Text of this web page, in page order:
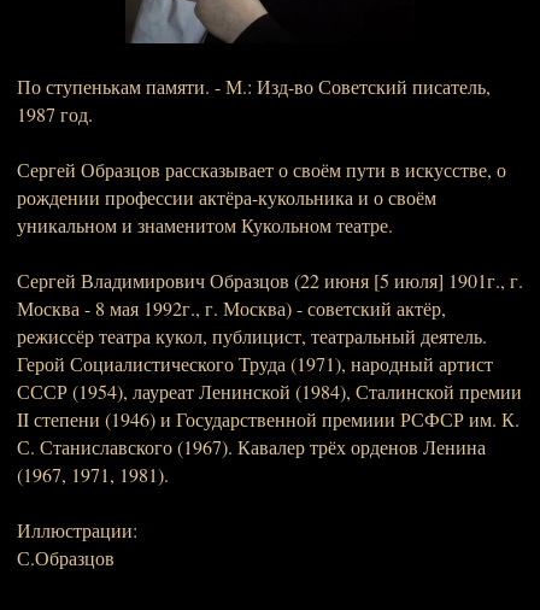
По ступенькам памяти. - М.: Изд-во Советский писатель,
1987 год.
Сергей Образцов рассказывает о своём пути в искусстве, о
рождении профессии актёра-кукольника и о своём
уникальном и знаменитом Кукольном театре.
Сергей Владимирович Образцов (22 июня [5 июля] 1901г., г.
Москва - 8 мая 1992г., г. Москва) - советский актёр,
режиссёр театра кукол, публицист, театральный деятель.
Герой Социалистического Труда (1971), народный артист
СССР (1954), лауреат Ленинской (1984), Сталинской премии
II степени (1946) и Государственной премиии РСФСР им. К.
С. Станиславского (1967). Кавалер трёх орденов Ленина
(1967, 1971, 1981).
Иллюстрации:
С.Образцов